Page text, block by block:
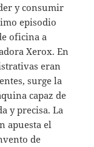
y consumir
episodio
oficina a
Xerox. En
eran
surge la
capaz de
y precisa. La
apuesta el
de